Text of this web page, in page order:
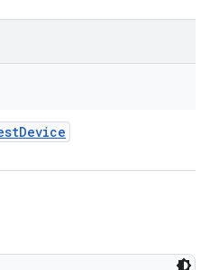
Device